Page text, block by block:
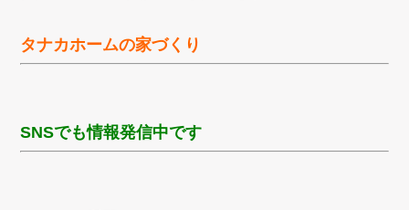
タナカホームの家づくり
SNSでも情報発信中です